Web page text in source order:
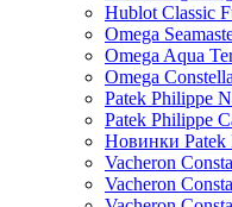
Hublot Classic
Omega
Omega Aqua
Omega
Patek Philippe
Patek Philippe
Новинки Patek
Vacheron
Vacheron